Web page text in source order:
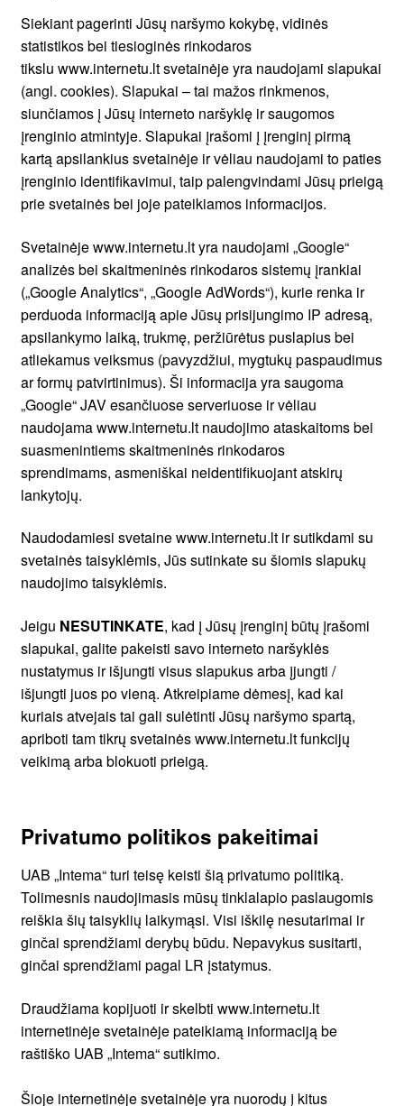
Siekiant pagerinti Jūsų naršymo kokybę, vidinės
statistikos bei tiesioginės rinkodaros
tikslu www.internetu.lt svetainėje yra naudojami slapukai
(angl. cookies). Slapukai – tai mažos rinkmenos,
siunčiamos į Jūsų interneto naršyklę ir saugomos
įrenginio atmintyje. Slapukai įrašomi į įrenginį pirmą
kartą apsilankius svetainėje ir vėliau naudojami to paties
įrenginio identifikavimui, taip palengvindami Jūsų prieigą
prie svetainės bei joje pateikiamos informacijos.
Svetainėje www.internetu.lt yra naudojami „Google“
analizės bei skaitmeninės rinkodaros sistemų įrankiai
(„Google Analytics“, „Google AdWords“), kurie renka ir
perduoda informaciją apie Jūsų prisijungimo IP adresą,
apsilankymo laiką, trukmę, peržiūrėtus puslapius bei
atliekamus veiksmus (pavyzdžiui, mygtukų paspaudimus
ar formų patvirtinimus). Ši informacija yra saugoma
„Google“ JAV esančiuose serveriuose ir vėliau
naudojama www.internetu.lt naudojimo ataskaitoms bei
suasmenintiems skaitmeninės rinkodaros
sprendimams, asmeniškai neidentifikuojant atskirų
lankytojų.
Naudodamiesi svetaine www.internetu.lt ir sutikdami su
svetainės taisyklėmis, Jūs sutinkate su šiomis slapukų
naudojimo taisyklėmis.
Jeigu NESUTINKATE, kad į Jūsų įrenginį būtų įrašomi
slapukai, galite pakeisti savo interneto naršyklės
nustatymus ir išjungti visus slapukus arba įjungti /
išjungti juos po vieną. Atkreipiame dėmesį, kad kai
kuriais atvejais tai gali sulėtinti Jūsų naršymo spartą,
apriboti tam tikrų svetainės www.internetu.lt funkcijų
veikimą arba blokuoti prieigą.
Privatumo politikos pakeitimai
UAB „Intema“ turi teisę keisti šią privatumo politiką.
Tolimesnis naudojimasis mūsų tinklalapio paslaugomis
reiškia šių taisyklių laikymąsi. Visi iškilę nesutarimai ir
ginčai sprendžiami derybų būdu. Nepavykus susitarti,
ginčai sprendžiami pagal LR įstatymus.
Draudžiama kopijuoti ir skelbti www.internetu.lt
internetinėje svetainėje pateikiamą informaciją be
raštiško UAB „Intema“ sutikimo.
Šioje internetinėje svetainėje yra nuorodų į kitus